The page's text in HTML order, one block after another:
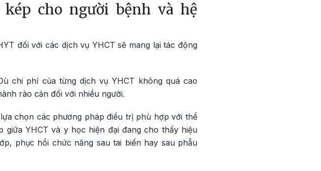
cho người bệnh và hệ
đối với các dịch vụ YHCT sẽ mang lại tác động
chi phí của từng dịch vụ YHCT không quá cao
rào cản đối với nhiều người.
chọn các phương pháp điều trị phù hợp với thể
YHCT và y học hiện đại đang cho thấy hiệu
phục hồi chức năng sau tai biến hay sau phẫu